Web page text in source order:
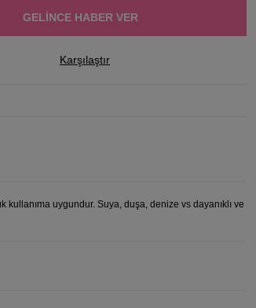
GELINCE HABER VER
Karşılaştır
kullanıma uygundur. Suya, duşa, denize vs dayanıklı ve